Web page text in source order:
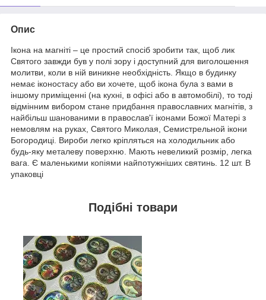
Опис
Ікона на магніті – це простий спосіб зробити так, щоб лик
Святого завжди був у полі зору і доступний для виголошення
молитви, коли в ній виникне необхідність. Якщо в будинку
немає іконостасу або ви хочете, щоб ікона була з вами в
іншому приміщенні (на кухні, в офісі або в автомобілі), то тоді
відмінним вибором стане придбання православних магнітів, з
найбільш шанованими в православ'ї іконами Божої Матері з
немовлям на руках, Святого Миколая, Семистрельной ікони
Богородиці. Вироби легко кріпляться на холодильник або
будь-яку металеву поверхню. Мають невеликий розмір, легка
вага. Є маленькими копіями найпотужніших святинь. 12 шт. В
упаковці
Подібні товари